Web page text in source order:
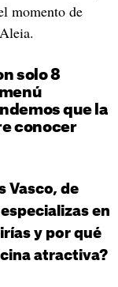
momento de
solo 8
que la
conocer
Vasco, de
en
y por qué
atractiva?